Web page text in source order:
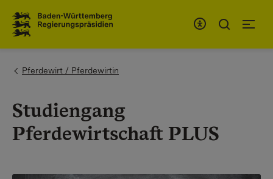
You are here:
Pferdewirt / Pferdewirtin
Studiengang
Pferdewirtschaft PLUS